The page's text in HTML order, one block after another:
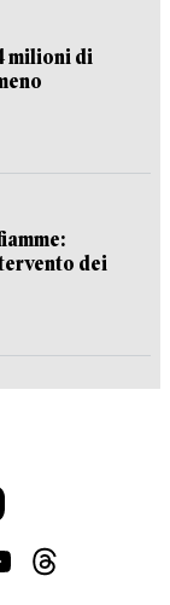
milioni di
dei